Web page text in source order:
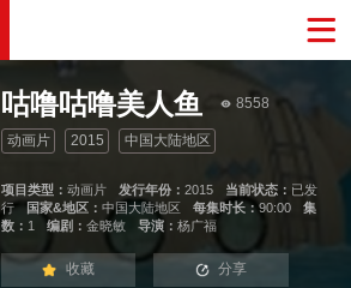
咕噜咕噜美人鱼 8558
动画片 2015 中国大陆地区
项目类型： 动画片 发行年份： 2015 当前状态： 已发
行
国家&地区： 中国大陆地区 每集时长： 90:00
集
数： 1 编剧： 金晓敏 导演： 杨广福
收藏 分享